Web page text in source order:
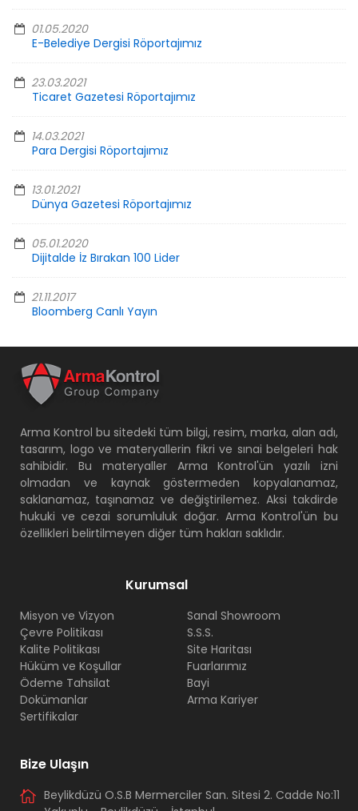
01.05.2020
E-Belediye Dergisi Röportajımız
23.03.2021
Ticaret Gazetesi Röportajımız
14.03.2021
Para Dergisi Röportajımız
13.01.2021
Dünya Gazetesi Röportajımız
05.01.2020
Dijitalde İz Bırakan 100 Lider
21.11.2017
Bloomberg Canlı Yayın
Arma Kontrol bu sitedeki tüm bilgi, resim, marka, alan adı,
tasarım, logo ve materyallerin fikri ve sınai belgeleri hak
sahibidir. Bu materyaller Arma Kontrol'ün yazılı izni
olmadan ve kaynak göstermeden kopyalanamaz,
saklanamaz, taşınamaz ve değiştirilemez. Aksi takdirde
hukuki ve cezai sorumluluk doğar. Arma Kontrol'ün bu
özellikleri belirtilmeyen diğer tüm hakları saklıdır.
Kurumsal
Misyon ve Vizyon
Çevre Politikası
Kalite Politikası
Hüküm ve Koşullar
Ödeme Tahsilat
Dokümanlar
Sertifikalar
Sanal Showroom
S.S.S.
Site Haritası
Fuarlarımız
Bayi
Arma Kariyer
Bize Ulaşın
Beylikdüzü O.S.B Mermerciler San. Sitesi 2. Cadde No:11